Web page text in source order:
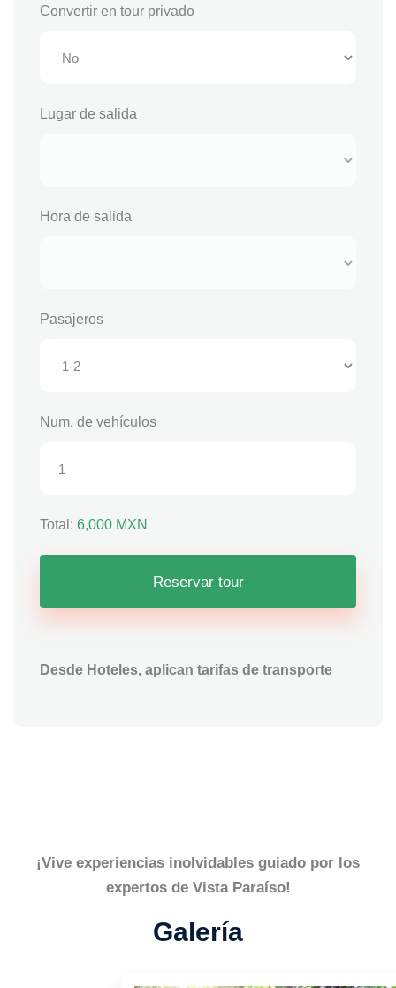
Convertir en tour privado
Lugar de salida
Hora de salida
Pasajeros
Num. de vehículos
Total: 6,000 MXN
Reservar tour
Desde Hoteles, aplican tarifas de transporte
¡Vive experiencias inolvidables guiado por los
expertos de Vista Paraíso!
Galería